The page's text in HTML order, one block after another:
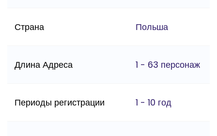
Страна Польша
Длина Адреса 1 - 63 персонаж
Периоды регистрации 1 - 10 год